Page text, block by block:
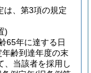
は、第3項の規定
)
65年に達する日
齢到達年度の末
、当該者を採用し